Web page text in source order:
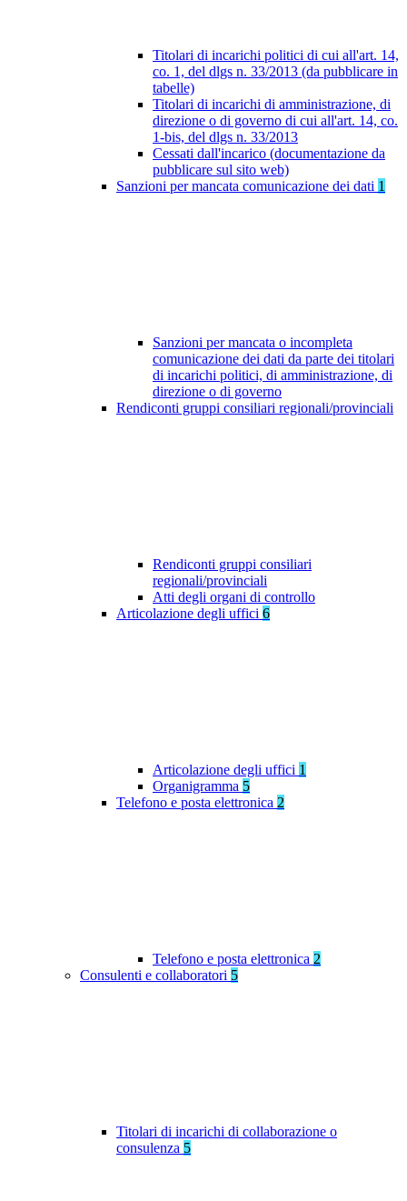
Titolari di incarichi politici di cui all'art. 14,
co. 1, del dlgs n. 33/2013 (da pubblicare in
tabelle)
Titolari di incarichi di amministrazione, di
direzione o di governo di cui all'art. 14, co.
1-bis, del dlgs n. 33/2013
Cessati dall'incarico (documentazione da
pubblicare sul sito web)
Sanzioni per mancata comunicazione dei dati 1
Sanzioni per mancata o incompleta
comunicazione dei dati da parte dei titolari
di incarichi politici, di amministrazione, di
direzione o di governo
Rendiconti gruppi consiliari regionali/provinciali
Rendiconti gruppi consiliari
regionali/provinciali
Atti degli organi di controllo
Articolazione degli uffici 6
Articolazione degli uffici 1
Organigramma 5
Telefono e posta elettronica 2
Telefono e posta elettronica 2
Consulenti e collaboratori 5
Titolari di incarichi di collaborazione o
consulenza 5